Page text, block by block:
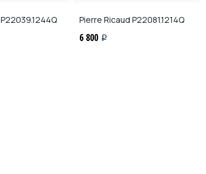
P22039.1244Q Pierre Ricaud P22081.1214Q
6 800 i